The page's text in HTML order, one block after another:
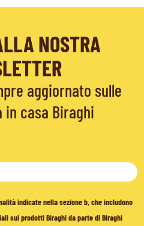
NOSTRA
aggiornato sulle
casa Biraghi
indicate nella sezione b, che includono
sui prodotti Biraghi da parte di Biraghi